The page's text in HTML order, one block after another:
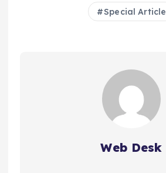
Special Article
Web Desk